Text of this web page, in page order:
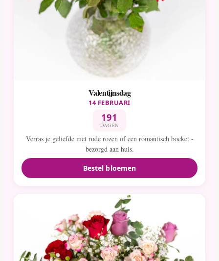
Valentijnsdag
14 FEBRUARI
191
DAGEN
Verras je geliefde met rode rozen of een romantisch boeket -
bezorgd aan huis.
Bestel bloemen